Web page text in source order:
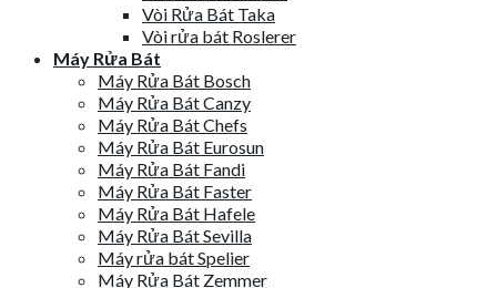
Vòi Rửa Bát Taka
Vòi rửa bát Roslerer
Máy Rửa Bát
Máy Rửa Bát Bosch
Máy Rửa Bát Canzy
Máy Rửa Bát Chefs
Máy Rửa Bát Eurosun
Máy Rửa Bát Fandi
Máy Rửa Bát Faster
Máy Rửa Bát Hafele
Máy Rửa Bát Sevilla
Máy rửa bát Spelier
Máy Rửa Bát Zemmer